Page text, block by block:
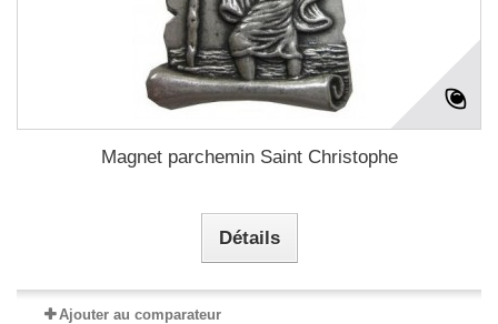
Magnet parchemin Saint Christophe
Détails
Ajouter au comparateur